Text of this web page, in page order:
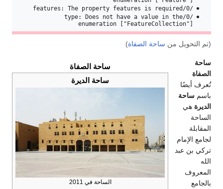
/0/features: The property features is required
/0/type: Does not have a value in the
enumeration ["FeatureCollection"]
(تم التحويل من ساحة الصفاة)
ساحة الصفاة
ساحة الديرة
الساحة في 2011
ساحة
الصفاة
تُعرف أيضًا
باسم ساحة
الديرة هي
الساحة
المقابلة
لجامع الإمام
تركي بن عبد
الله
المعروف
بالجامع